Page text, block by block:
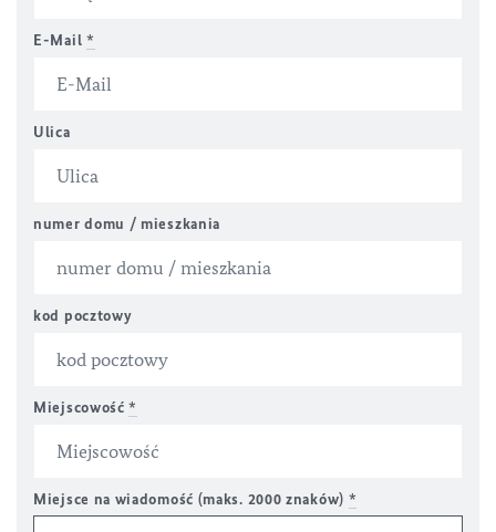
E-Mail *
Ulica
numer domu / mieszkania
kod pocztowy
Miejscowość*
Miejsce na wiadomość (maks. 2000 znaków) *